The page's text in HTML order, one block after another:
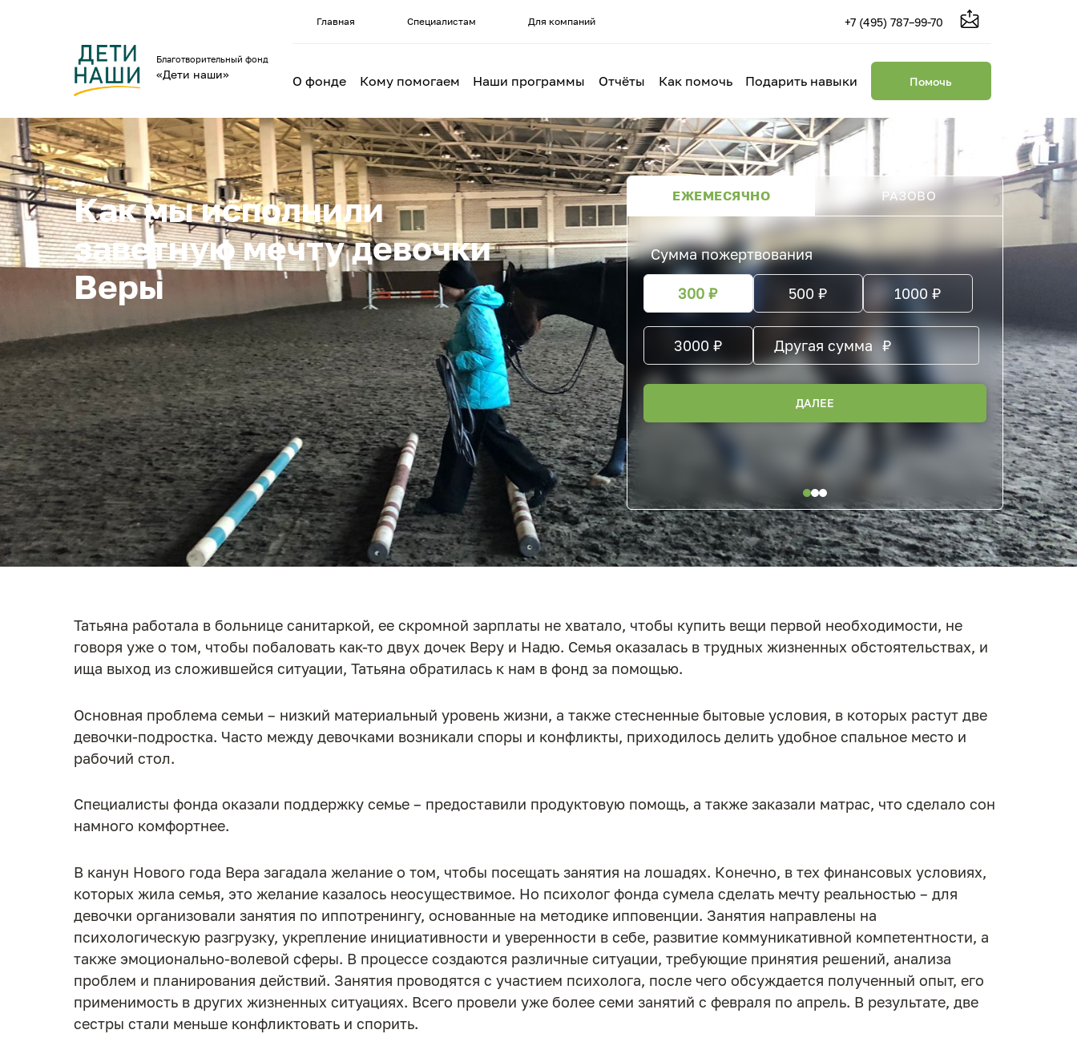
Благотворительный фонд
«Дети наши»
Главная Специалистам Для компаний +7 (495) 787–99-70
О фонде Кому помогаем Наши программы Отчёты Как помочь Подарить навыки Помочь
Как мы исполнили
заветную мечту девочки
Веры
ЕЖЕМЕСЯЧНО РАЗОВО
Сумма пожертвования
300 ₽ 500 ₽ 1000 ₽
3000 ₽ ₽
ДАЛЕЕ
Татьяна работала в больнице санитаркой, ее скромной зарплаты не хватало, чтобы купить вещи первой необходимости, не
говоря уже о том, чтобы побаловать как-то двух дочек Веру и Надю. Семья оказалась в трудных жизненных обстоятельствах, и
ища выход из сложившейся ситуации, Татьяна обратилась к нам в фонд за помощью.
Основная проблема семьи – низкий материальный уровень жизни, а также стесненные бытовые условия, в которых растут две
девочки-подростка. Часто между девочками возникали споры и конфликты, приходилось делить удобное спальное место и
рабочий стол.
Специалисты фонда оказали поддержку семье – предоставили продуктовую помощь, а также заказали матрас, что сделало сон
намного комфортнее.
В канун Нового года Вера загадала желание о том, чтобы посещать занятия на лошадях. Конечно, в тех финансовых условиях,
которых жила семья, это желание казалось неосуществимое. Но психолог фонда сумела сделать мечту реальностью – для
девочки организовали занятия по иппотренингу, основанные на методике ипповенции. Занятия направлены на
психологическую разгрузку, укрепление инициативности и уверенности в себе, развитие коммуникативной компетентности, а
также эмоционально-волевой сферы. В процессе создаются различные ситуации, требующие принятия решений, анализа
проблем и планирования действий. Занятия проводятся с участием психолога, после чего обсуждается полученный опыт, его
применимость в других жизненных ситуациях. Всего провели уже более семи занятий с февраля по апрель. В результате, две
сестры стали меньше конфликтовать и спорить.